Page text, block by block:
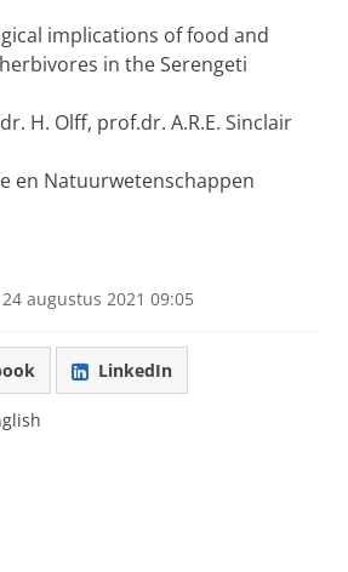
implications of food and
in the Serengeti
H. Olff, prof.dr. A.R.E. Sinclair
en Natuurwetenschappen
24 augustus 2021 09:05
LinkedIn